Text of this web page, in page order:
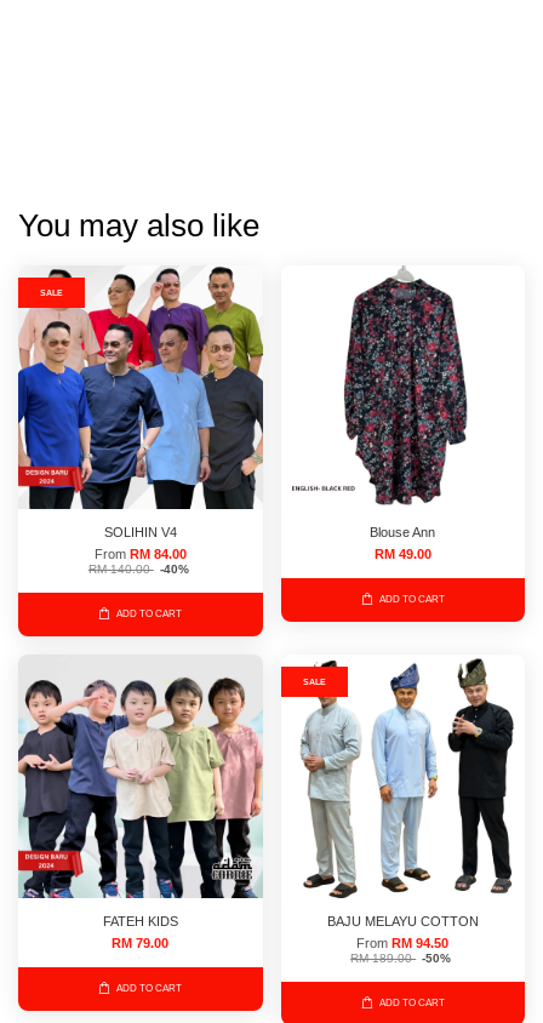
You may also like
SALE
SOLIHIN V4
From RM 84.00
RM 140.00 -40%
ADD TO CART
Blouse Ann
RM 49.00
ADD TO CART
FATEH KIDS
RM 79.00
ADD TO CART
SALE
BAJU MELAYU COTTON
FromRM 94.50
RM 189.00 -50%
ADD TO CART